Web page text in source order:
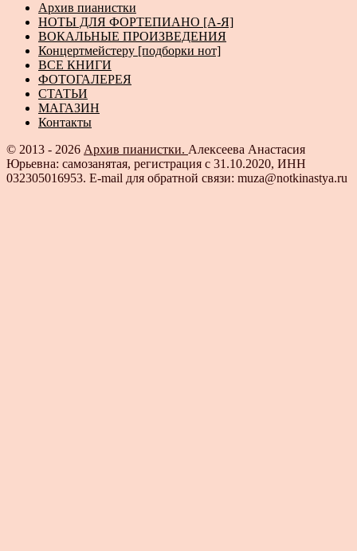
Архив пианистки
НОТЫ ДЛЯ ФОРТЕПИАНО [А-Я]
ВОКАЛЬНЫЕ ПРОИЗВЕДЕНИЯ
Концертмейстеру [подборки нот]
ВСЕ КНИГИ
ФОТОГАЛЕРЕЯ
СТАТЬИ
МАГАЗИН
Контакты
© 2013 - 2026 Архив пианистки. Алексеева Анастасия
Юрьевна: самозанятая, регистрация с 31.10.2020, ИНН
032305016953. E-mail для обратной связи: muza@notkinastya.ru